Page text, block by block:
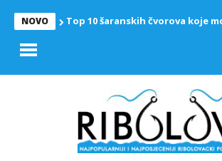
NOVO Top 10 šaranskih čvorova koje